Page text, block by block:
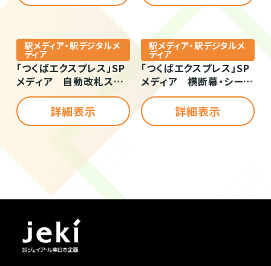
駅メディア・駅デジタルメ
ディア
「つくばエクスプレス」SP
メディア 自動改札ステ
ッカー（申請)
詳細表示
駅メディア・駅デジタルメ
ディア
「つくばエクスプレス」SP
メディア 横断幕・シート
等（申請)
詳細表示